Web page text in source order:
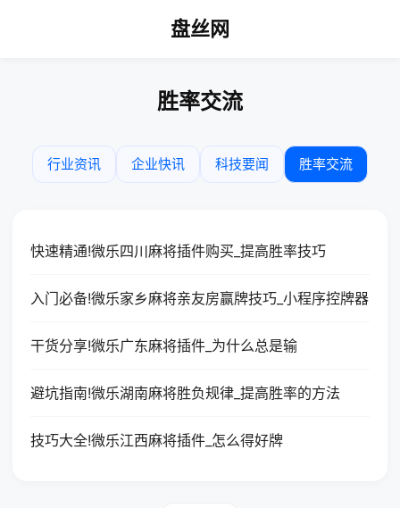
盘丝网
胜率交流
行业资讯 企业快讯 科技要闻 胜率交流
快速精通!微乐四川麻将插件购买_提高胜率技巧
入门必备!微乐家乡麻将亲友房赢牌技巧_小程序控牌器
干货分享!微乐广东麻将插件_为什么总是输
避坑指南!微乐湖南麻将胜负规律_提高胜率的方法
技巧大全!微乐江西麻将插件_怎么得好牌